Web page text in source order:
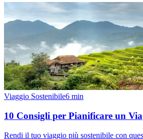
Viaggio Sostenibile6 min
10 Consigli per Pianificare un
Rendi il tuo viaggio più sostenibile con